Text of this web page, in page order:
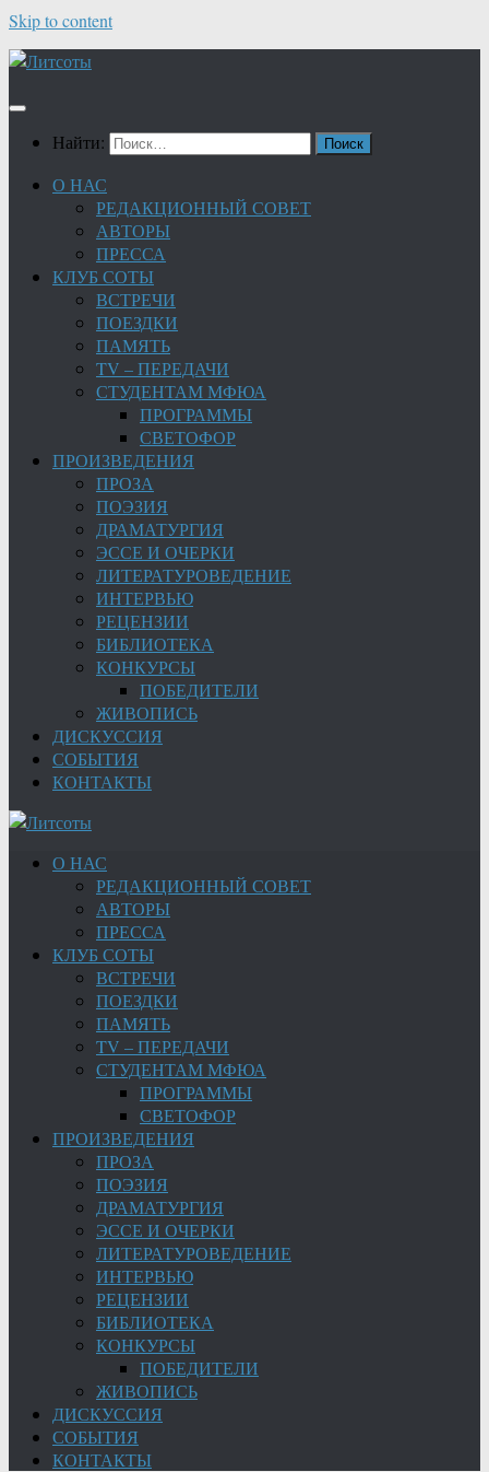
Skip to content
Найти:
О НАС
РЕДАКЦИОННЫЙ СОВЕТ
АВТОРЫ
ПРЕССА
КЛУБ СОТЫ
ВСТРЕЧИ
ПОЕЗДКИ
ПАМЯТЬ
TV – ПЕРЕДАЧИ
СТУДЕНТАМ МФЮА
ПРОГРАММЫ
СВЕТОФОР
ПРОИЗВЕДЕНИЯ
ПРОЗА
ПОЭЗИЯ
ДРАМАТУРГИЯ
ЭССЕ И ОЧЕРКИ
ЛИТЕРАТУРОВЕДЕНИЕ
ИНТЕРВЬЮ
РЕЦЕНЗИИ
БИБЛИОТЕКА
КОНКУРСЫ
ПОБЕДИТЕЛИ
ЖИВОПИСЬ
ДИСКУССИЯ
СОБЫТИЯ
КОНТАКТЫ
О НАС
РЕДАКЦИОННЫЙ СОВЕТ
АВТОРЫ
ПРЕССА
КЛУБ СОТЫ
ВСТРЕЧИ
ПОЕЗДКИ
ПАМЯТЬ
TV – ПЕРЕДАЧИ
СТУДЕНТАМ МФЮА
ПРОГРАММЫ
СВЕТОФОР
ПРОИЗВЕДЕНИЯ
ПРОЗА
ПОЭЗИЯ
ДРАМАТУРГИЯ
ЭССЕ И ОЧЕРКИ
ЛИТЕРАТУРОВЕДЕНИЕ
ИНТЕРВЬЮ
РЕЦЕНЗИИ
БИБЛИОТЕКА
КОНКУРСЫ
ПОБЕДИТЕЛИ
ЖИВОПИСЬ
ДИСКУССИЯ
СОБЫТИЯ
КОНТАКТЫ